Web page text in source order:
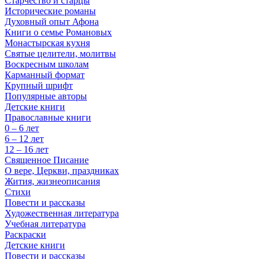
Исторические романы
Духовный опыт Афона
Книги о семье Романовых
Монастырская кухня
Святые целители, молитвы
Воскресным школам
Карманный формат
Крупный шрифт
Популярные авторы
Детские книги
Православные книги
0 – 6 лет
6 – 12 лет
12 – 16 лет
Священное Писание
О вере, Церкви, праздниках
Жития, жизнеописания
Стихи
Повести и рассказы
Художественная литература
Учебная литература
Раскраски
Детские книги
Повести и рассказы